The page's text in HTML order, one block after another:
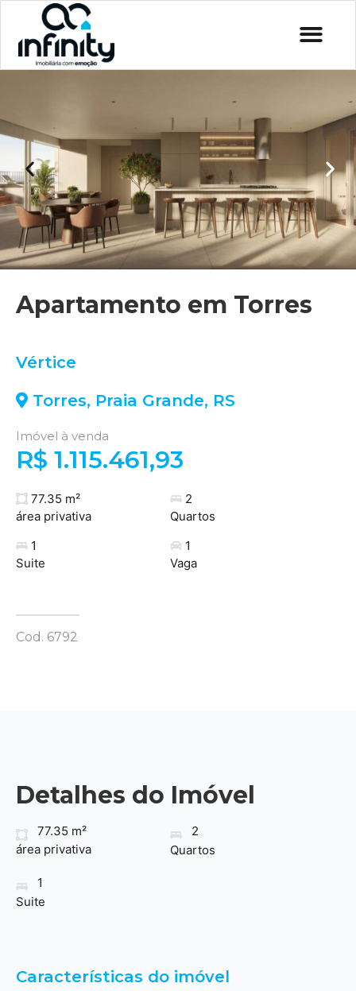
Apartamento em Torres
Vértice
Torres, Praia Grande, RS
Imóvel à venda
R$ 1.115.461,93
77.35 m²
área privativa
2
Quartos
1
Suite
1
Vaga
Cod. 6792
Detalhes do Imóvel
77.35 m²
área privativa
2
Quartos
1
Suite
Características do imóvel